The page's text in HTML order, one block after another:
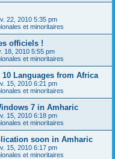
22, 2010 5:35 pm
et minoritaires
officiels !
18, 2010 5:55 pm
et minoritaires
Languages from Africa
15, 2010 6:21 pm
et minoritaires
7 in Amharic
15, 2010 6:18 pm
et minoritaires
soon in Amharic
15, 2010 6:17 pm
et minoritaires